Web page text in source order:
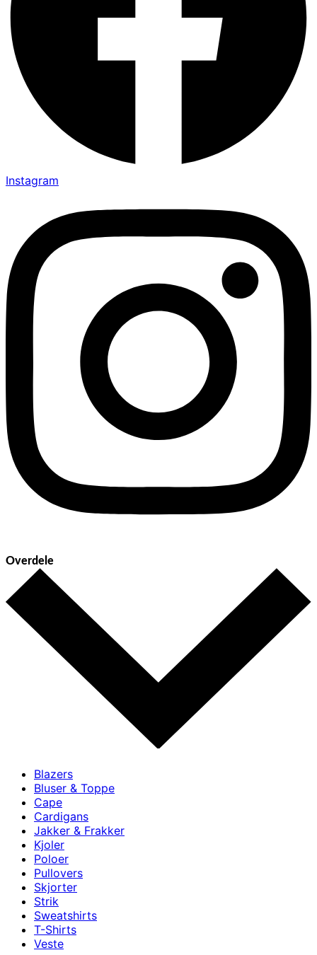
Instagram
Overdele
Blazers
Bluser & Toppe
Cape
Cardigans
Jakker & Frakker
Kjoler
Poloer
Pullovers
Skjorter
Strik
Sweatshirts
T-Shirts
Veste